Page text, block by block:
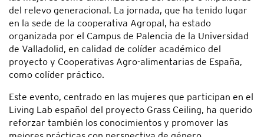
del relevo generacional. La jornada, que ha tenido lugar
en la sede de la cooperativa Agropal, ha estado
organizada por el Campus de Palencia de la Universidad
de Valladolid, en calidad de colíder académico del
proyecto y Cooperativas Agro-alimentarias de España,
como colíder práctico.
Este evento, centrado en las mujeres que participan en el
Living Lab español del proyecto Grass Ceiling, ha querido
reforzar también los conocimientos y promover las